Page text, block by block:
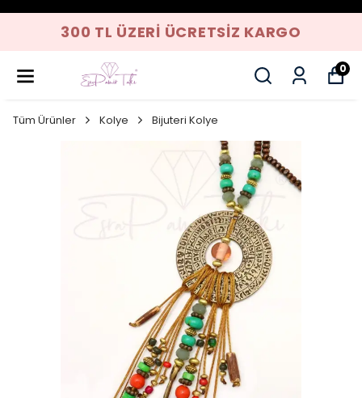
300 TL ÜZERI ÜCRETSIZ KARGO
0
Tüm Ürünler Kolye Bijuteri Kolye